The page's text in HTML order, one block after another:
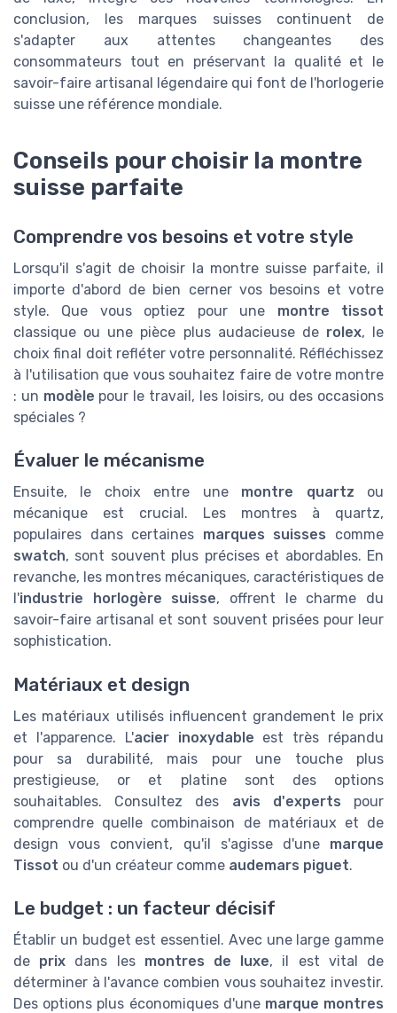
conclusion, les marques suisses continuent de
s'adapter aux attentes changeantes des
consommateurs tout en préservant la qualité et le
savoir-faire artisanal légendaire qui font de l'horlogerie
suisse une référence mondiale.
Conseils pour choisir la montre
suisse parfaite
Comprendre vos besoins et votre style
Lorsqu'il s'agit de choisir la montre suisse parfaite, il
importe d'abord de bien cerner vos besoins et votre
style. Que vous optiez pour une montre tissot
classique ou une pièce plus audacieuse de rolex, le
choix final doit refléter votre personnalité. Réfléchissez
à l'utilisation que vous souhaitez faire de votre montre
: un modèle pour le travail, les loisirs, ou des occasions
spéciales ?
Évaluer le mécanisme
Ensuite, le choix entre une montre quartz ou
mécanique est crucial. Les montres à quartz,
populaires dans certaines marques suisses comme
swatch, sont souvent plus précises et abordables. En
revanche, les montres mécaniques, caractéristiques de
l'industrie horlogère suisse, offrent le charme du
savoir-faire artisanal et sont souvent prisées pour leur
sophistication.
Matériaux et design
Les matériaux utilisés influencent grandement le prix
et l'apparence. L'acier inoxydable est très répandu
pour sa durabilité, mais pour une touche plus
prestigieuse, or et platine sont des options
souhaitables. Consultez des avis d'experts pour
comprendre quelle combinaison de matériaux et de
design vous convient, qu'il s'agisse d'une marque
Tissot ou d'un créateur comme audemars piguet.
Le budget : un facteur décisif
Établir un budget est essentiel. Avec une large gamme
de prix dans les montres de luxe, il est vital de
déterminer à l'avance combien vous souhaitez investir.
Des options plus économiques d'une marque montres